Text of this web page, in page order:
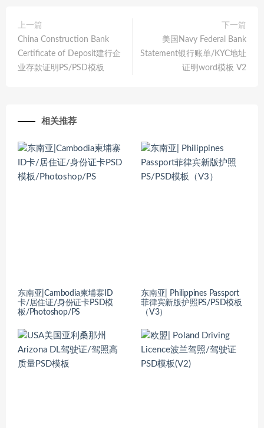
上一篇
China Construction Bank
Certificate of Deposit建行企
业存款证明PS/PSD模板
下一篇
美国Navy Federal Bank
Statement银行账单/KYC地址
证明word模板 V2
相关推荐
东南亚|Cambodia柬埔寨ID
卡/居住证/身份证卡PSD模
板/Photoshop/PS
东南亚| Philippines Passport
菲律宾新版护照PS/PSD模板
（V3）